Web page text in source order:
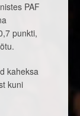
PAF
punkti,
kaheksa
kuni